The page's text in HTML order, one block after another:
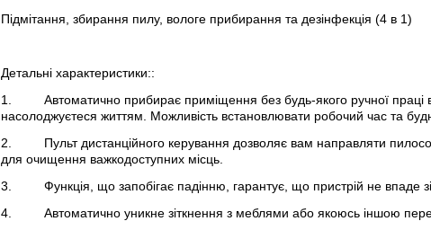
Підмітання, збирання пилу, вологе прибирання та дезінфекція (4 в 1)
Детальні характеристики::
1.
Автоматично прибирає приміщення без будь-якого ручної праці
насолоджуєтеся життям. Можливість встановлювати робочий час та
2.
Пульт дистанційного керування дозволяє вам направляти
для очищення важкодоступних місць.
3.
Функція, що запобігає падінню, гарантує, що пристрій не впаде зі
4.
Автоматично уникне зіткнення з меблями або якоюсь іншою